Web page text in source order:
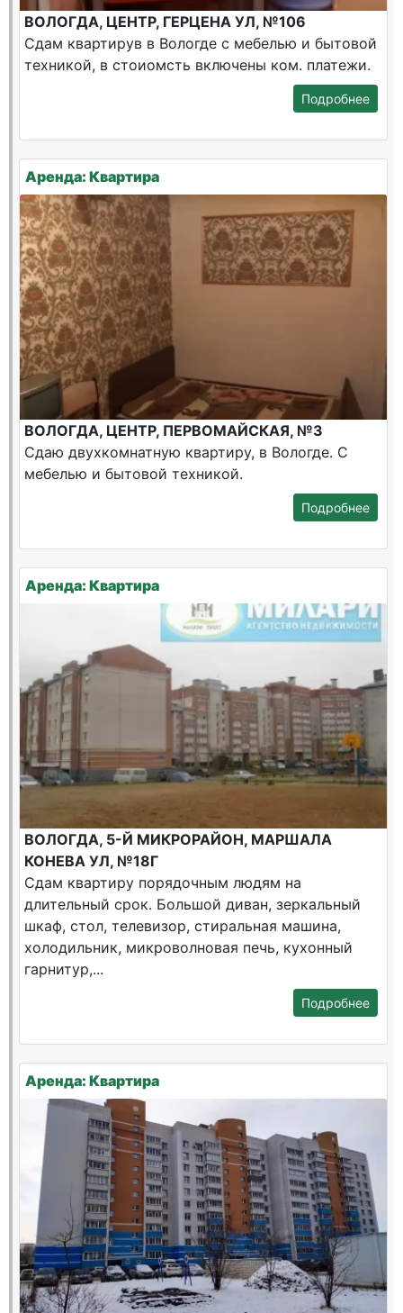
ВОЛОГДА, ЦЕНТР, ГЕРЦЕНА УЛ, №106
Сдам квартирув в Вологде с мебелью и бытовой
техникой, в стоиомсть включены ком. платежи.
Подробнее
Аренда: Квартира
ВОЛОГДА, ЦЕНТР, ПЕРВОМАЙСКАЯ, №3
Сдаю двухкомнатную квартиру, в Вологде. С
мебелью и бытовой техникой.
Подробнее
Аренда: Квартира
ВОЛОГДА, 5-Й МИКРОРАЙОН, МАРШАЛА
КОНЕВА УЛ, №18Г
Сдам квартиру порядочным людям на
длительный срок. Большой диван, зеркальный
шкаф, стол, телевизор, стиральная машина,
холодильник, микроволновая печь, кухонный
гарнитур,...
Подробнее
Аренда: Квартира